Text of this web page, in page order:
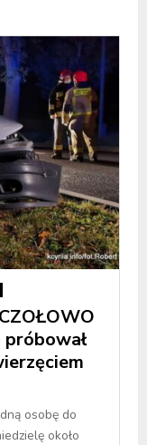
osobę do
około